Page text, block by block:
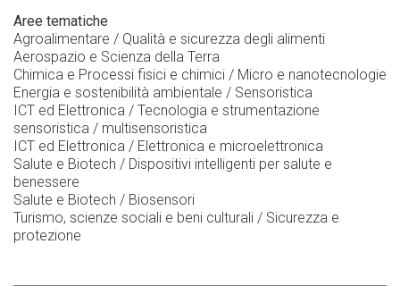
Aree tematiche
Agroalimentare / Qualità e sicurezza degli alimenti
Aerospazio e Scienza della Terra
Chimica e Processi fisici e chimici / Micro e nanotecnologie
Energia e sostenibilità ambientale / Sensoristica
ICT ed Elettronica / Tecnologia e strumentazione
sensoristica / multisensoristica
ICT ed Elettronica / Elettronica e microelettronica
Salute e Biotech / Dispositivi intelligenti per salute e
benessere
Salute e Biotech / Biosensori
Turismo, scienze sociali e beni culturali / Sicurezza e
protezione